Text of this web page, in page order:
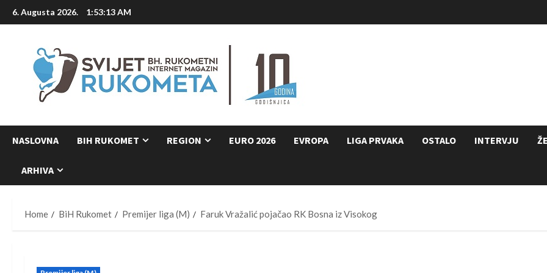
Skip
to
6. Augusta 2026. 1:53:14 AM
NASLOVNA BIH RUKOMET REGION EURO 2026 EVROPA LIGA PRVAKA OSTALO INTERVJU
ARHIVA
Home BiH Rukomet Premijer liga (M) Faruk Vražalić pojačao RK Bosna iz Visokog